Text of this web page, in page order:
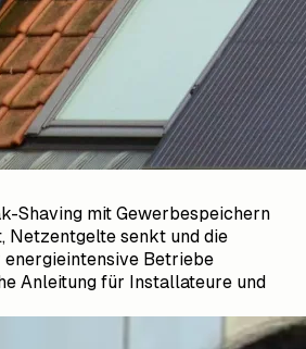
Shaving mit Gewerbespeichern
Netzentgelte senkt und die
Betriebe
Anleitung für Installateure und